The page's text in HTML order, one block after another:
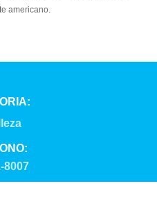
americano.
8007